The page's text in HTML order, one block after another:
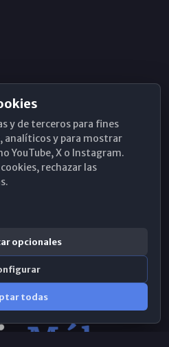
y de terceros para fines
analíticos y para mostrar
YouTube, X o Instagram.
rechazar las
opcionales
todas